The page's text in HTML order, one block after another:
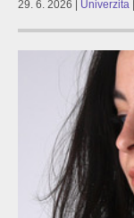
29. 6. 2026 | Univerzita